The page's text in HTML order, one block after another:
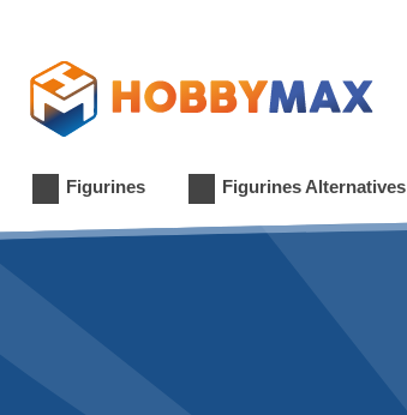
Figurines Figurines Alternatives